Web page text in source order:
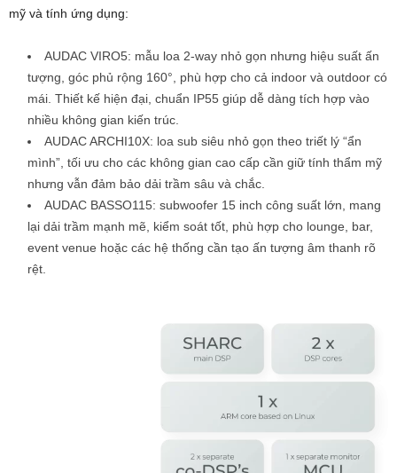
mỹ và tính ứng dụng:
AUDAC VIRO5: mẫu loa 2-way nhỏ gọn nhưng hiệu suất ấn
tượng, góc phủ rộng 160°, phù hợp cho cả indoor và outdoor có
mái. Thiết kế hiện đại, chuẩn IP55 giúp dễ dàng tích hợp vào
nhiều không gian kiến trúc.
AUDAC ARCHI10X: loa sub siêu nhỏ gọn theo triết lý “ẩn
mình”, tối ưu cho các không gian cao cấp cần giữ tính thẩm mỹ
nhưng vẫn đảm bảo dải trầm sâu và chắc.
AUDAC BASSO115: subwoofer 15 inch công suất lớn, mang
lại dải trầm mạnh mẽ, kiểm soát tốt, phù hợp cho lounge, bar,
event venue hoặc các hệ thống cần tạo ấn tượng âm thanh rõ
rệt.